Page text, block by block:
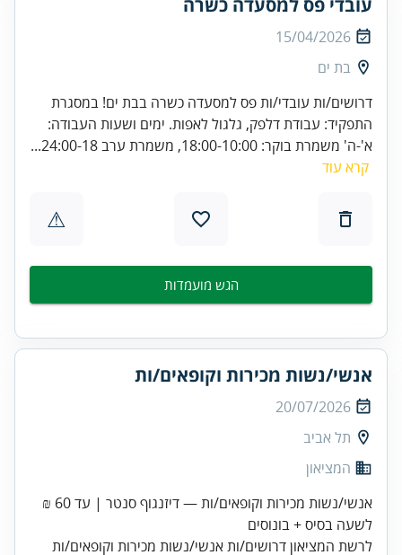
15/04/2026
בת ים
דרושים/ות עובדי/ות פס למסעדה כשרה בבת ים! במסגרת
התפקיד: עבודת דלפק, גלגול לאפות. ימים ושעות העבודה:
א'-ה' משמרת בוקר: 18:00-10:00, משמרת ערב 24:00-18...
קרא עוד
⚠
הגש מועמדות
אנשי/נשות מכירות וקופאים/ות
20/07/2026
תל אביב
המציאון
אנשי/נשות מכירות וקופאים/ות — דיזנגוף סנטר | עד 60 ₪
לשעה בסיס + בונוסים
לרשת המציאון דרושים/ות אנשי/נשות מכירות וקופאים/ות